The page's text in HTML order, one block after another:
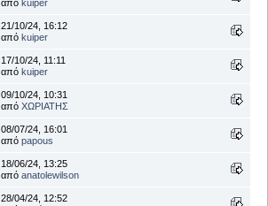
από kuiper
21/10/24, 16:12
από kuiper
17/10/24, 11:11
από kuiper
09/10/24, 10:31
από ΧΩΡΙΑΤΗΣ
08/07/24, 16:01
από papous
18/06/24, 13:25
από anatolewilson
28/04/24, 12:52